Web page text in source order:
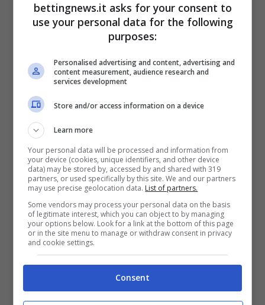
nello scacchiere di Howe. Giocatore arrivato
per andare a coprire il buco lasciato da Isak, il
serenamente trovare i pali della porta
avversaria. Anche lui, secondo il nostro
avviso, è una scelta quasi sicura in questo
momento.
La tripletta, infine, la chiudiamo conMateta,
attaccante del Crystal Palace – una delle
squadre più in forma del campionato – che
andrà a giocare sul campo dell’Everton. In sei
presenze in questo campionato l’eroe della
formazione ospite, quello che ha portato il
primo storico trofeo lo scorso anno, ha
segnato in 2 occasioni (XG a 3,60) e ha
bettingnews.it asks for your consent to
use your personal data for the following
purposes:
Personalised advertising and content, advertising and
content measurement, audience research and
services development
Store and/or access information on a device
Learn more
Your personal data will be processed and information from
your device (cookies, unique identifiers, and other device
data) may be stored by, accessed by and shared with 319
partners, or used specifically by this site. We and our partners
may use precise geolocation data. List of partners.
Some vendors may process your personal data on the basis
of legitimate interest, which you can object to by managing
your options below. Look for a link at the bottom of this page
or in the site menu to manage or withdraw consent in privacy
and cookie settings.
Consent